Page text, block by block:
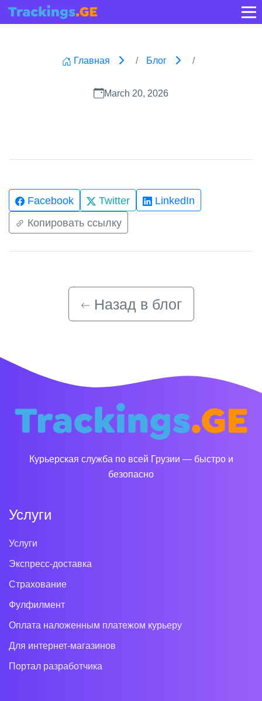
Главная Блог
March 20, 2026
Facebook Twitter
LinkedIn
Копировать ссылку
Назад в блог
Курьерская служба по всей Грузии — быстро и
безопасно
Услуги
Услуги
Экспресс-доставка
Страхование
Фулфилмент
Оплата наложенным платежом курьеру
Для интернет-магазинов
Портал разработчика